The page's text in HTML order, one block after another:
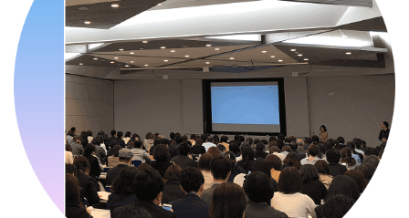
・知的障害者愛護デー
・糖化の日
2026/09/11(金)
・がん征圧月間
・世界アルツハイマー月間
・健康増進普及月間
・歯ヂカラ探究月間
・職場の健康診断実施強化月間